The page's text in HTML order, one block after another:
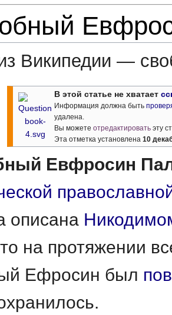
Википедии —
В этой статье не хватает
Информация должна быть
удалена.
Вы можете отредактировать эту
Эта отметка установлена 10
Евфросин
описана
на протяжении
Ефросин был